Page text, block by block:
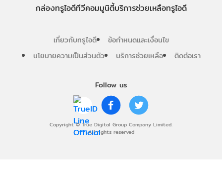
Follow us
Copyright © True Digital Group Company Limited.
All rights reserved
กล่องทรูไอดีทีวีคอมมูนิตี้บริการช่วยเหลือทรูไอดี
เกี่ยวกับทรูไอดี
ข้อกำหนดและเงื่อนไข
นโยบายความเป็นส่วนตัว
บริการช่วยเหลือ ติดต่อเรา